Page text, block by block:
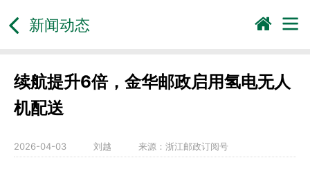
新闻动态
续航提升6倍，金华邮政启用氢电无人
机配送
2026-04-03 刘越 来源：浙江邮政订阅号